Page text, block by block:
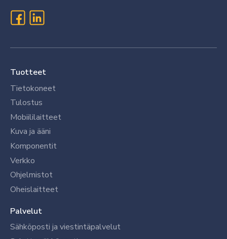
Tuotteet
Tietokoneet
Tulostus
Mobiililaitteet
Kuva ja ääni
Komponentit
Verkko
Ohjelmistot
Oheislaitteet
Palvelut
Sähköposti ja viestintäpalvelut